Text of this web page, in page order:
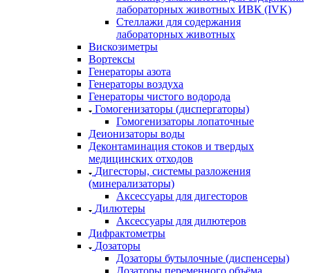
лабораторных животных ИВК (IVK)
Стеллажи для содержания
лабораторных животных
Вискозиметры
Вортексы
Генераторы азота
Генераторы воздуха
Генераторы чистого водорода
Гомогенизаторы (диспергаторы)
Гомогенизаторы лопаточные
Деионизаторы воды
Деконтаминация стоков и твердых
медицинских отходов
Дигесторы, системы разложения
(минерализаторы)
Аксессуары для дигесторов
Дилютеры
Аксессуары для дилютеров
Дифрактометры
Дозаторы
Дозаторы бутылочные (диспенсеры)
Дозаторы переменного объёма